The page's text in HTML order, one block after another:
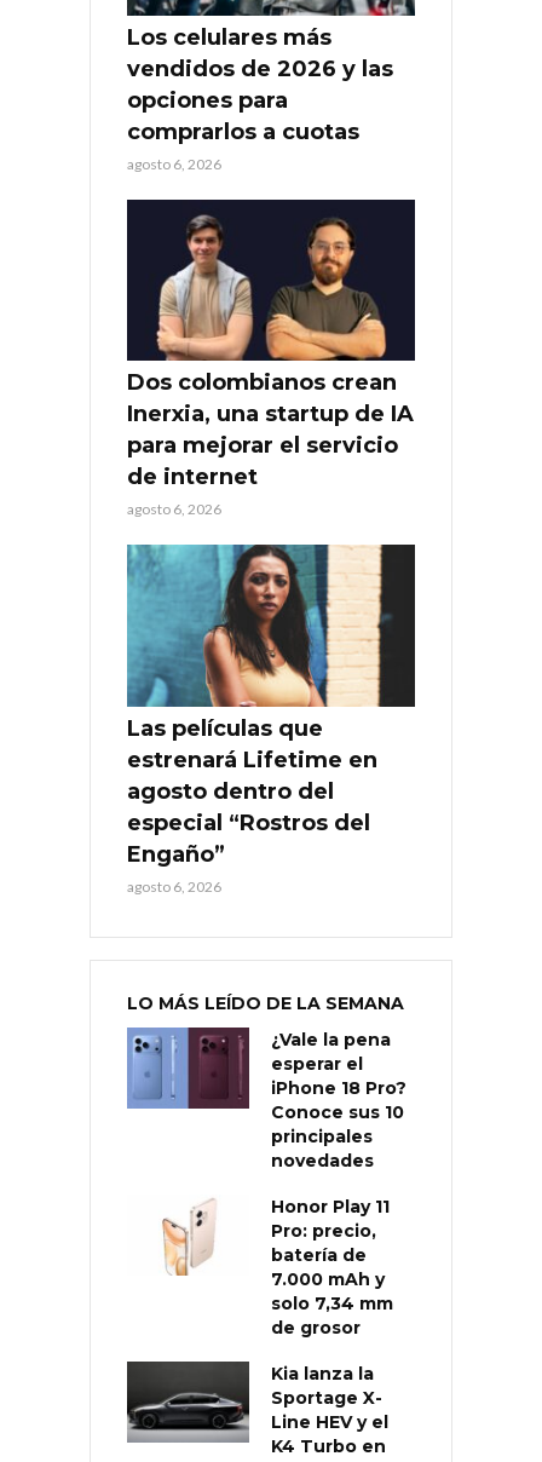
Los celulares más
vendidos de 2026 y las
opciones para
comprarlos a cuotas
agosto 6, 2026
Dos colombianos crean
Inerxia, una startup de IA
para mejorar el servicio
de internet
agosto 6, 2026
Las películas que
estrenará Lifetime en
agosto dentro del
especial “Rostros del
Engaño”
agosto 6, 2026
LO MÁS LEÍDO DE LA SEMANA
¿Vale la pena
esperar el
iPhone 18 Pro?
Conoce sus 10
principales
novedades
Honor Play 11
Pro: precio,
batería de
7.000 mAh y
solo 7,34 mm
de grosor
Kia lanza la
Sportage X-
Line HEV y el
K4 Turbo en